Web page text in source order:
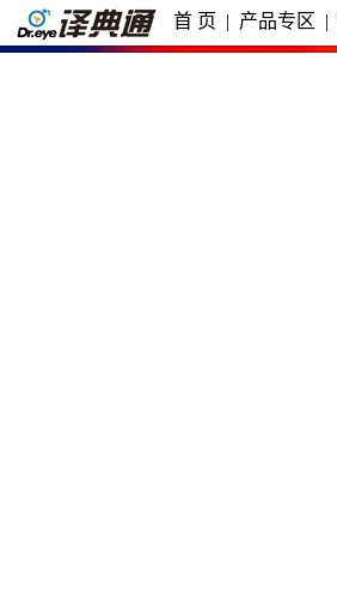
首 页 | 产品专区 |